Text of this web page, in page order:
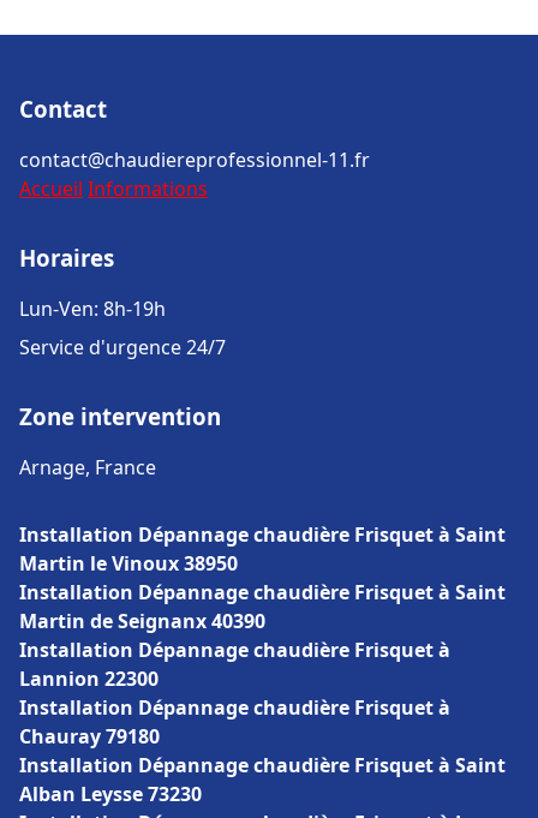
Contact
contact@chaudiereprofessionnel-11.fr
Accueil Informations
Horaires
Lun-Ven: 8h-19h
Service d'urgence 24/7
Zone intervention
Arnage, France
Installation Dépannage chaudière Frisquet à Saint
Martin le Vinoux 38950
Installation Dépannage chaudière Frisquet à Saint
Martin de Seignanx 40390
Installation Dépannage chaudière Frisquet à
Lannion 22300
Installation Dépannage chaudière Frisquet à
Chauray 79180
Installation Dépannage chaudière Frisquet à Saint
Alban Leysse 73230